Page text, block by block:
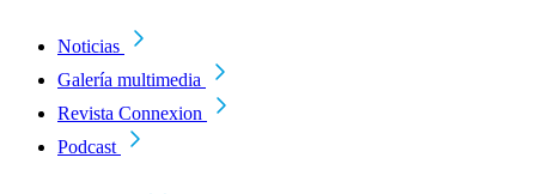
Noticias
Galería multimedia
Revista Connexion
Podcast